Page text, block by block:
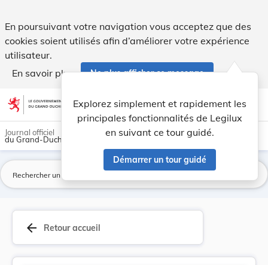
En poursuivant votre navigation vous acceptez que des
cookies soient utilisés afin d’améliorer votre expérience
utilisateur.
En savoir plus
Ne plus afficher ce message
Aller au contenu account_circle help Aide
Explorez simplement et rapidement les
principales fonctionnalités de Legilux
en suivant ce tour guidé.
Démarrer un tour guidé
light_mode dark_mode
Journal officiel
du Grand-Duché de Luxembourg
arrow_back Retour accueil